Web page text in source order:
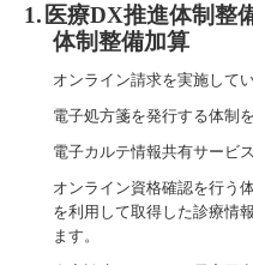
1. 医療DX推進体制整
体制整備加算
オンライン請求を実施してい
電子処方箋を発行する体制
電子カルテ情報共有サービ
オンライン資格確認を行う
を利用して取得した診療情
ます。